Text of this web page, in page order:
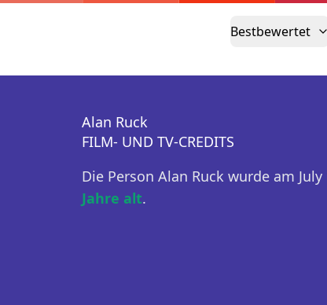
Bestbewertet
Alan Ruck
FILM- UND TV-CREDITS
Die Person Alan Ruck wurde am
Jahre alt.